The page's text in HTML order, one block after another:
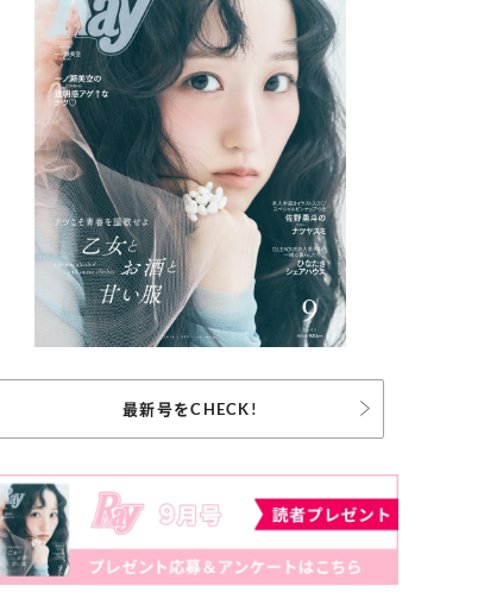
最新号をCHECK!